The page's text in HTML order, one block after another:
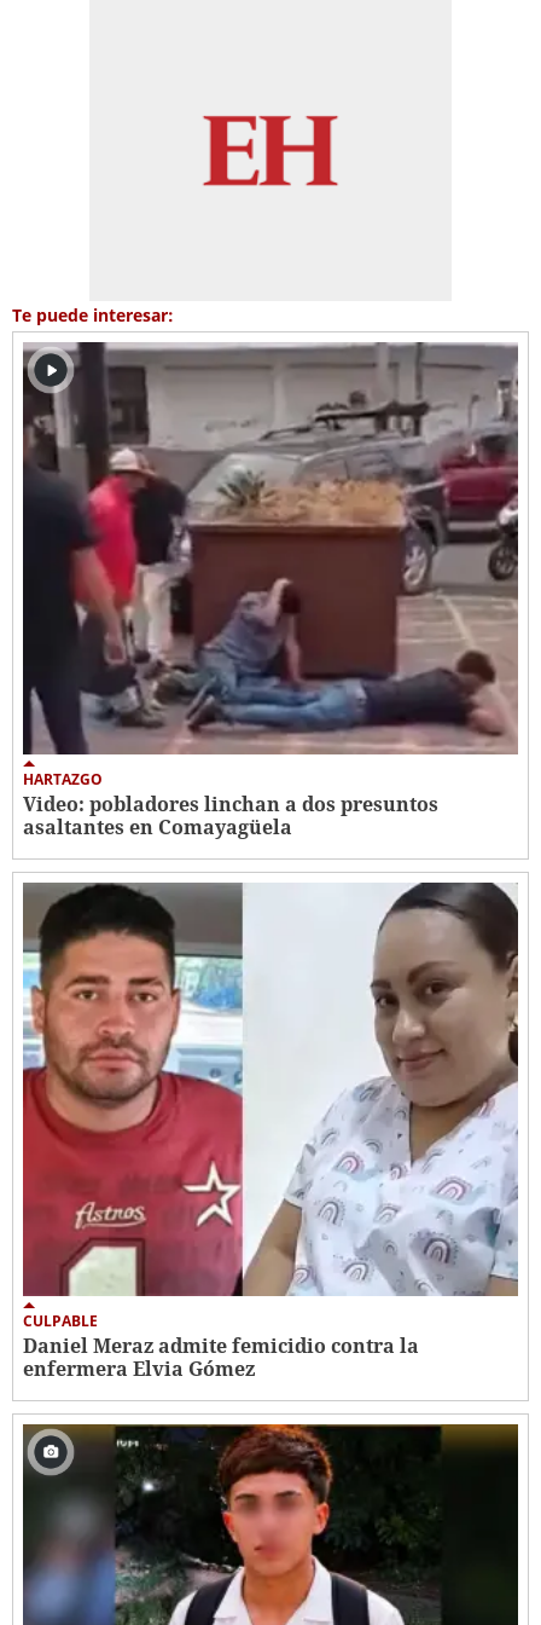
Te puede interesar:
HARTAZGO
Video: pobladores linchan a dos presuntos
asaltantes en Comayagüela
CULPABLE
Daniel Meraz admite femicidio contra la
enfermera Elvia Gómez